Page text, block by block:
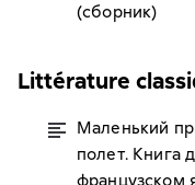
(сборник)
Littérature
Маленький
полет. Книга
французском